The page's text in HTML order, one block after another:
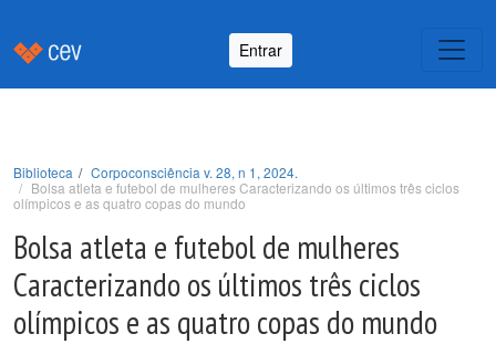
Entrar
Biblioteca
Corpoconsciência v. 28, n 1, 2024.
Bolsa atleta e futebol de mulheres Caracterizando os últimos três ciclos
olímpicos e as quatro copas do mundo
Bolsa atleta e futebol de mulheres
Caracterizando os últimos três ciclos
olímpicos e as quatro copas do mundo